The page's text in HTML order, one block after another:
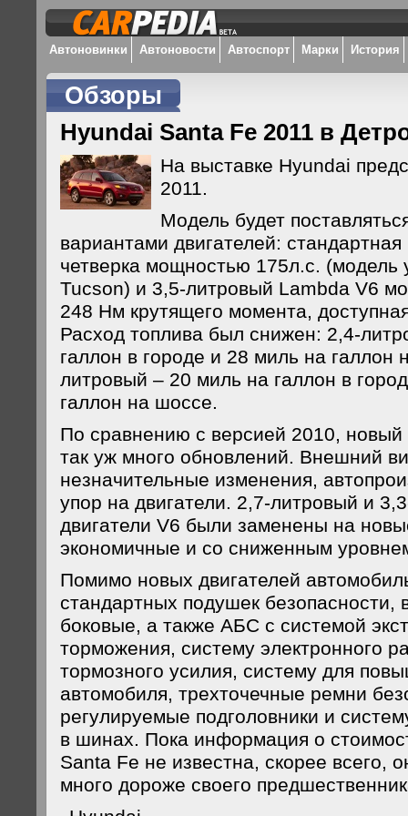
Автоновинки Автоновости Автоспорт Марки История
Обзоры
Hyundai Santa Fe 2011 в
На выставке Hyundai
2011.
Модель будет
вариантами двигателей:
четверка мощностью 175л.с. (модель
Tucson) и 3,5-литровый Lambda V6
248 Нм крутящего момента,
Расход топлива был снижен: 2,4-
галлон в городе и 28 миль на галлон
литровый – 20 миль на галлон в
галлон на шоссе.
По сравнению с версией 2010, новый
так уж много обновлений. Внешний
незначительные изменения,
упор на двигатели. 2,7-литровый и
двигатели V6 были заменены на
экономичные и со сниженным
Помимо новых двигателей
стандартных подушек безопасности,
боковые, а также АБС с системой
торможения, систему электронного
тормозного усилия, систему для
автомобиля, трехточечные ремни
регулируемые подголовники и
в шинах. Пока информация о
Santa Fe не известна, скорее всего,
много дороже своего